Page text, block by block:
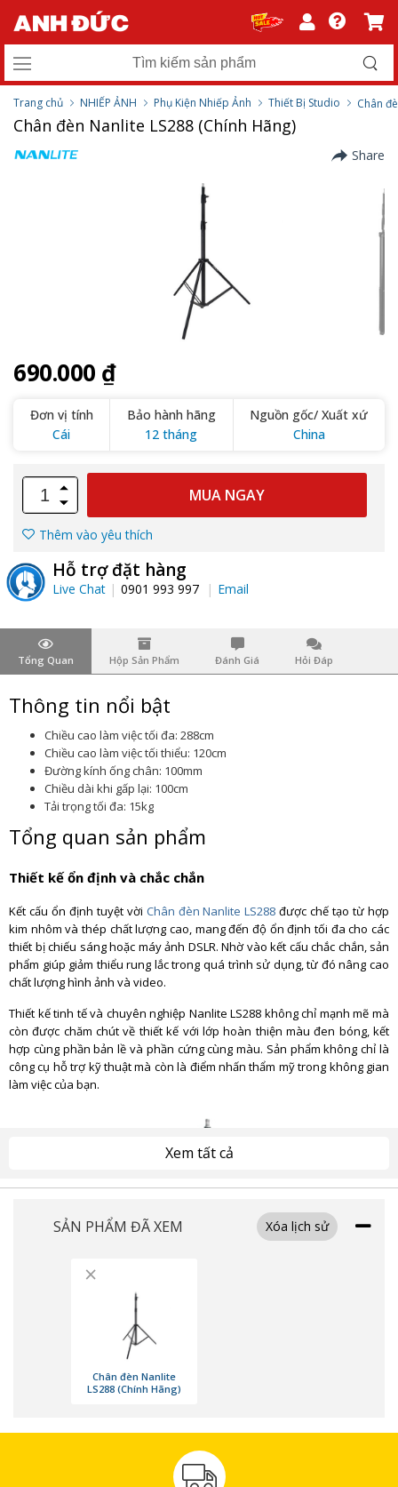
Trang chủ NHIẾP ẢNH Phụ Kiện Nhiếp Ảnh Thiết Bị Studio Chân
Chân đèn Nanlite LS288 (Chính Hãng)
Share
690.000 ₫
Đơn vị tính
Cái
Bảo hành hãng
12 tháng
Nguồn gốc/ Xuất xứ
China
MUA NGAY
Thêm vào yêu thích
Hỗ trợ đặt hàng
Live Chat 0901 993 997 Email
Tổng Quan Hộp Sản Phẩm Đánh Giá Hỏi Đáp
Thông tin nổi bật
Chiều cao làm việc tối đa: 288cm
Chiều cao làm việc tối thiểu: 120cm
Đường kính ống chân: 100mm
Chiều dài khi gấp lại: 100cm
Tải trọng tối đa: 15kg
Tổng quan sản phẩm
Thiết kế ổn định và chắc chắn
Kết cấu ổn định tuyệt vời Chân đèn Nanlite LS288 được chế tạo từ hợp
kim nhôm và thép chất lượng cao, mang đến độ ổn định tối đa cho các
thiết bị chiếu sáng hoặc máy ảnh DSLR. Nhờ vào kết cấu chắc chắn, sản
phẩm giúp giảm thiểu rung lắc trong quá trình sử dụng, từ đó nâng cao
chất lượng hình ảnh và video.
Thiết kế tinh tế và chuyên nghiệp Nanlite LS288 không chỉ mạnh mẽ mà
còn được chăm chút về thiết kế với lớp hoàn thiện màu đen bóng, kết
hợp cùng phần bản lề và phần cứng cùng màu. Sản phẩm không chỉ là
công cụ hỗ trợ kỹ thuật mà còn là điểm nhấn thẩm mỹ trong không gian
làm việc của bạn.
Xem tất cả
SẢN PHẨM ĐÃ XEM Xóa lịch sử
×
Chân đèn Nanlite
LS288 (Chính Hãng)